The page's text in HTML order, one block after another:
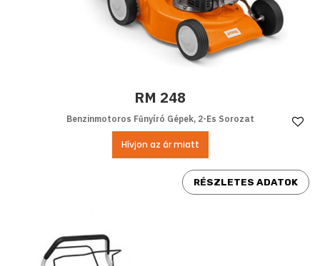
RM 248
Benzinmotoros Fűnyíró Gépek, 2-Es Sorozat
Hívjon az ár miatt
RÉSZLETES ADATOK